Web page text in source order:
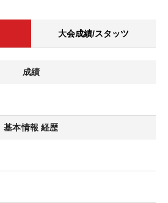
大会成績/スタッツ
成績
基本情報 経歴